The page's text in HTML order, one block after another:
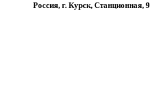
Россия, г. Курск, Станционная, 9